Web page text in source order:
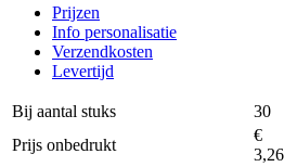
Prijzen
Info personalisatie
Verzendkosten
Levertijd
Bij aantal stuks 30
Prijs onbedrukt
€
3,26